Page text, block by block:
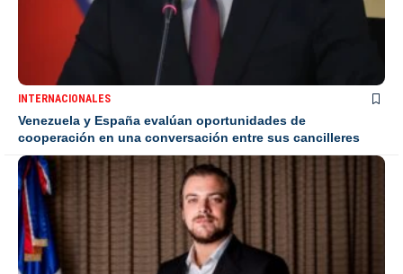
INTERNACIONALES
Venezuela y España evalúan oportunidades de
cooperación en una conversación entre sus cancilleres